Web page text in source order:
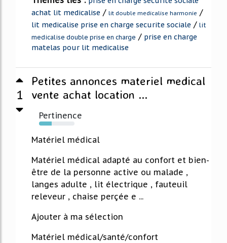
achat lit medicalise / lit double medicalise harmonie /
lit medicalise prise en charge securite sociale / lit
medicalise double prise en charge / prise en charge
matelas pour lit medicalise
1
Petites annonces materiel medical
vente achat location ...
Pertinence
36%
Matériel médical
Matériel médical adapté au confort et bien-
être de la personne active ou malade ,
langes adulte , lit électrique , fauteuil
releveur , chaise perçée e ...
Ajouter à ma sélection
Matériel médical/santé/confort